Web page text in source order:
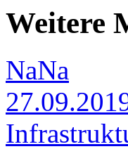
Weitere
NaNa